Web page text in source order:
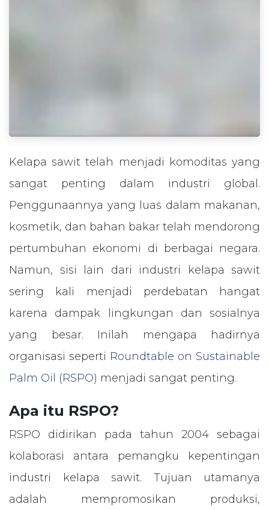
Kelapa sawit telah menjadi komoditas yang
sangat penting dalam industri global.
Penggunaannya yang luas dalam makanan,
kosmetik, dan bahan bakar telah mendorong
pertumbuhan ekonomi di berbagai negara.
Namun, sisi lain dari industri kelapa sawit
sering kali menjadi perdebatan hangat
karena dampak lingkungan dan sosialnya
yang besar. Inilah mengapa hadirnya
organisasi seperti Roundtable on Sustainable
Palm Oil (RSPO) menjadi sangat penting.
Apa itu RSPO?
RSPO didirikan pada tahun 2004 sebagai
kolaborasi antara pemangku kepentingan
industri kelapa sawit. Tujuan utamanya
adalah mempromosikan produksi,